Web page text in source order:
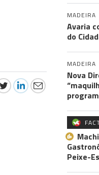
MADEIRA
Avaria
do
MADEIRA
Nova
Peixe-